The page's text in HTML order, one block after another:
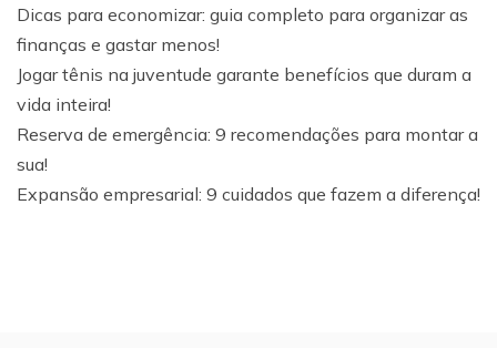
Dicas para economizar: guia completo para organizar as
finanças e gastar menos!
Jogar tênis na juventude garante benefícios que duram a
vida inteira!
Reserva de emergência: 9 recomendações para montar a
sua!
Expansão empresarial: 9 cuidados que fazem a diferença!